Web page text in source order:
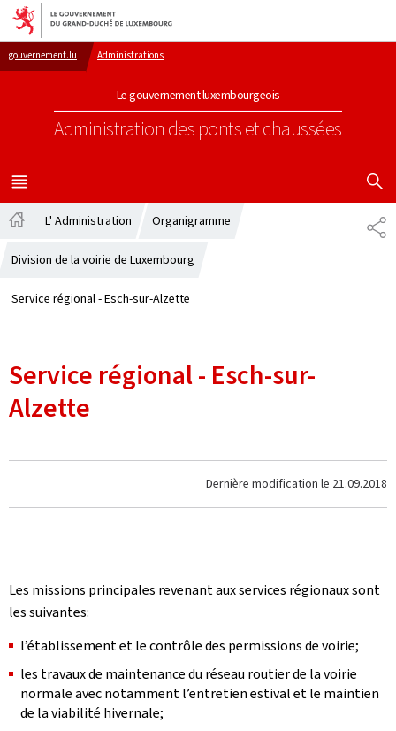
Aller au menu principal
Aller au contenu
gouvernement.lu Administrations
Le gouvernement luxembourgeois
Administration des ponts et chaussées
MENU
PRINCIPAL
L' Administration Organigramme
Division de la voirie de Luxembourg
Service régional - Esch-sur-Alzette
Service régional - Esch-sur-
Alzette
Dernière modification le 21.09.2018
Les missions principales revenant aux services régionaux sont
les suivantes:
l’établissement et le contrôle des permissions de voirie;
les travaux de maintenance du réseau routier de la voirie
normale avec notamment l’entretien estival et le maintien
de la viabilité hivernale;